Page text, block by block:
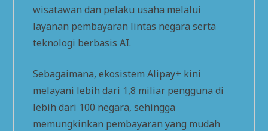
wisatawan dan pelaku usaha melalui
layanan pembayaran lintas negara serta
teknologi berbasis AI.
Sebagaimana, ekosistem Alipay+ kini
melayani lebih dari 1,8 miliar pengguna di
lebih dari 100 negara, sehingga
memungkinkan pembayaran yang mudah